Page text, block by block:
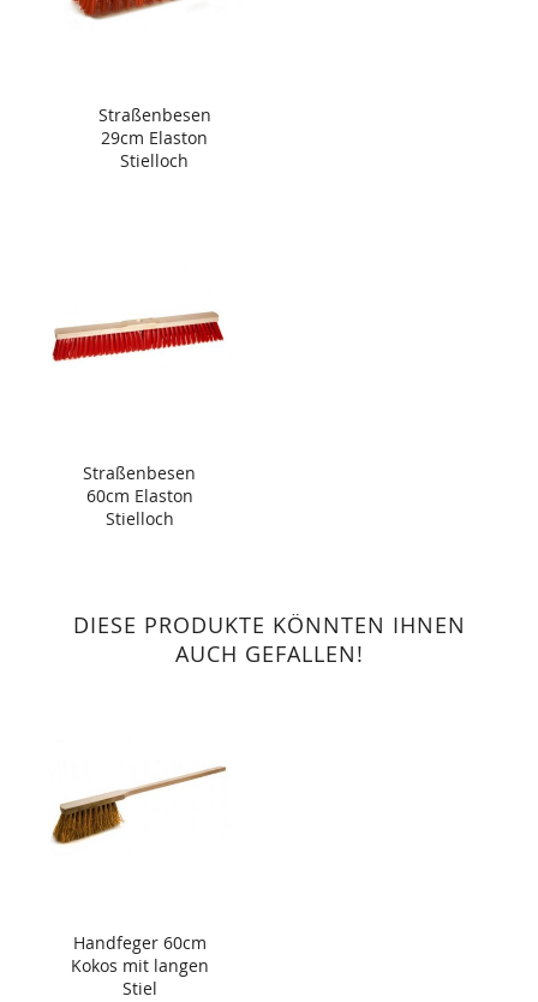
Straßenbesen
29cm Elaston
Stielloch
Straßenbesen
60cm Elaston
Stielloch
DIESE PRODUKTE KÖNNTEN IHNEN
AUCH GEFALLEN!
Handfeger 60cm
Kokos mit langen
Stiel